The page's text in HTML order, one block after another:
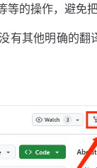
等的操作，避免
有其他明确的翻